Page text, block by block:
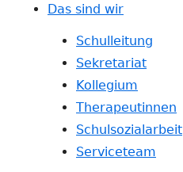
Das sind wir
Schulleitung
Sekretariat
Kollegium
Therapeutinnen
Schulsozialarbeit
Serviceteam